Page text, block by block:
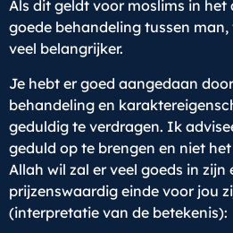
Als dit geldt voor moslims in het
goede behandeling tussen
veel belangrijker.
Je hebt er goed aangedaan
behandeling en
geduldig te verdragen. Ik
geduld op te brengen en niet
Allah wil zal er veel goeds in zijn
prijzenswaardig einde voor jou
(interpretatie van de betekenis):